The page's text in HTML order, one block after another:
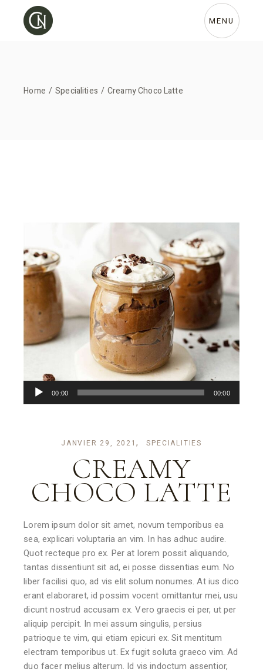
MENU
Home Specialities Creamy Choco Latte
Lecteur
audio
00:00 00:00
JANVIER 29, 2021 SPECIALITIES
CREAMY
CHOCO LATTE
Lorem ipsum dolor sit amet, novum temporibus ea
sea, explicari voluptaria an vim. In has adhuc audire.
Quot recteque pro ex. Per at lorem possit aliquando,
tantas dissentiunt sit ad, ei posse dissentias eum. No
liber facilisi quo, ad vis elit solum nonumes. At ius dico
erant elaboraret, id possim vocent omittantur mei, usu
dicunt nostrud accusam ex. Vero graecis ei per, ut per
aliquip percipit. In mei assum singulis, persius
patrioque te vim, qui etiam epicuri ex. Sit mentitum
electram temporibus ut. Ex fugit soluta graeco vim. Ad
duo facer melius alterum. Id vis indoctum assentior,